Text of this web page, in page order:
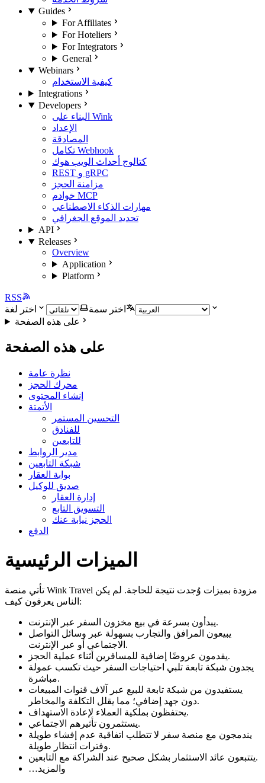
Guides
For Affiliates
For Hoteliers
For Integrators
General
Webinars
كيفية الاستخدام
Integrations
Developers
البناء على Wink
الإعداد
المصادقة
تكامل Webhook
كتالوج أحداث الويب هوك
REST و gRPC
مزامنة الحجز
خوادم MCP
مهارات الذكاء الاصطناعي
تحديد الموقع الجغرافي
API
Releases
Overview
Application
Platform
RSS
اختر سمة
اختر لغة
على هذه الصفحة
على هذه الصفحة
نظرة عامة
محرك الحجز
إنشاء المحتوى
الأتمتة
التحسين المستمر
للفنادق
للتابعين
مدير الروابط
شبكة التابعين
بوابة العقار
صديق للوكيل
إدارة العقار
التسويق التابع
الحجز نيابة عنك
الدفع
الميزات الرئيسية
تأتي منصة Wink Travel مزودة بميزات وُجدت نتيجة للحاجة. لم يكن
الناس يعرفون كيف:
يبدأون بسرعة في بيع مخزون السفر عبر الإنترنت.
يبيعون المرافق والتجارب بسهولة عبر وسائل التواصل
الاجتماعي أو عبر الإنترنت.
يقدمون عروضًا إضافية للمسافرين أثناء عملية الحجز.
يجدون شبكة تابعة تلبي احتياجات السفر حيث تكسب عمولة
مباشرة.
يستفيدون من شبكة تابعة للبيع عبر آلاف قنوات المبيعات
دون جهد إضافي؛ مما يقلل التكلفة والمخاطر.
يحتفظون بملكية العملاء لإعادة الاستهداف.
يستثمرون تأثيرهم الاجتماعي.
يندمجون مع منصة سفر لا تتطلب اتفاقية عدم إفشاء طويلة
وفترات انتظار طويلة.
يتتبعون عائد الاستثمار بشكل صحيح عند الشراكة مع التابعين.
…والمزيد